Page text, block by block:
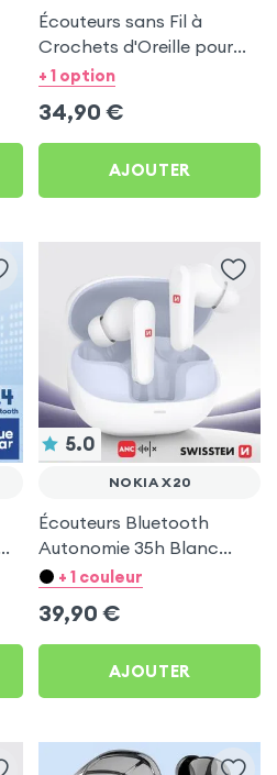
Écouteurs sans Fil à
Crochets d'Oreille pour
Nokia X20
+ 1 option
34,90 €
AJOUTER
5.0
NOKIA X20
Écouteurs Bluetooth
Autonomie 35h Blanc
pour Nokia X20
+ 1 couleur
39,90 €
AJOUTER